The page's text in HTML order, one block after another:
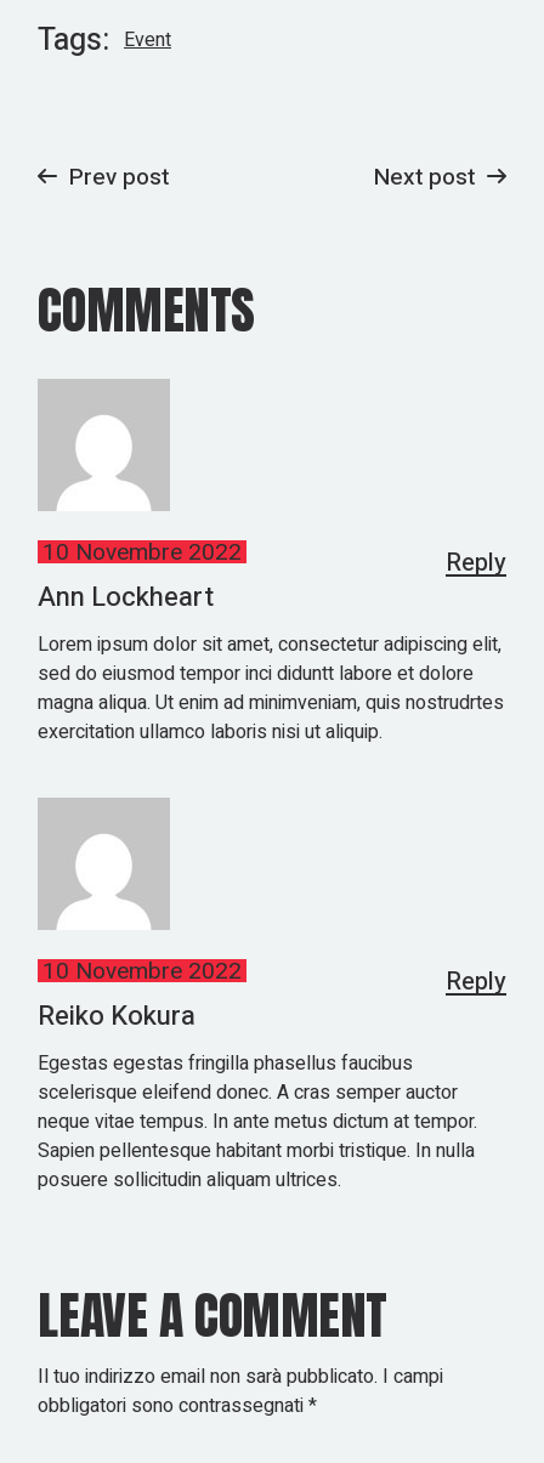
Tags: Event
Prev post Next post
COMMENTS
10 Novembre 2022
Ann Lockheart
Lorem ipsum dolor sit amet, consectetur adipiscing elit,
sed do eiusmod tempor inci diduntt labore et dolore
magna aliqua. Ut enim ad minimveniam, quis nostrudrtes
exercitation ullamco laboris nisi ut aliquip.
Reply
10 Novembre 2022
Reiko Kokura
Egestas egestas fringilla phasellus faucibus
scelerisque eleifend donec. A cras semper auctor
neque vitae tempus. In ante metus dictum at tempor.
Sapien pellentesque habitant morbi tristique. In nulla
posuere sollicitudin aliquam ultrices.
Reply
LEAVE A COMMENT
Il tuo indirizzo email non sarà pubblicato. I campi
obbligatori sono contrassegnati*